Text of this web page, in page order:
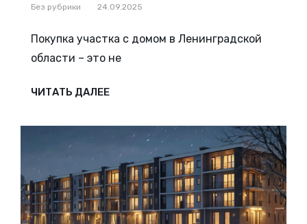
Рубрики
Без рубрики 24.09.2025
Покупка участка с домом в Ленинградской
области – это не
ЧИТАТЬ ДАЛЕЕКАК
ВЫБРАТЬ
ЛЕНИНГРАДСКОЙ
ОБЛАСТИ
СОВЕТЫ
РЕКОМЕНДАЦИИ
УСПЕШНОЙ
ПОКУПКИ